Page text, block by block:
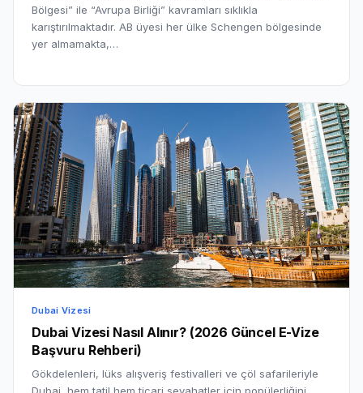
Bölgesi” ile “Avrupa Birliği” kavramları sıklıkla
karıştırılmaktadır. AB üyesi her ülke Schengen bölgesinde
yer almamakta,…
Dubai Vizesi
Dubai Vizesi Nasıl Alınır? (2026 Güncel E-Vize
Başvuru Rehberi)
Gökdelenleri, lüks alışveriş festivalleri ve çöl safarileriyle